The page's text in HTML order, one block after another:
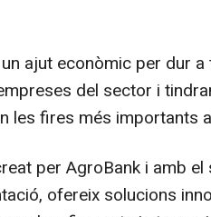
ajut econòmic per dur
del sector i
les fires més importants
per AgroBank i amb
ofereix solucions